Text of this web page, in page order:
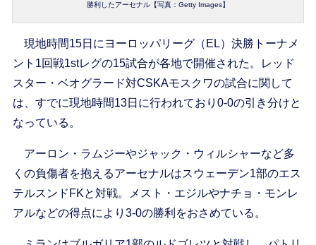
勝利したアーセナル【写真：Getty Images】
現地時間15日にヨーロッパリーグ（EL）決勝トーナメ
ント1回戦1stレグの15試合が各地で開催された。レッド
スター・ベオグラード対CSKAモスクワの試合に関して
は、すでに現地時間13日に行われており0-0の引き分けと
なっている。
アーロン・ラムジーやジャック・ウィルシャーなど多
くの負傷者を抱えるアーセナルはスウェーデン1部のエス
テルスンドFKと対戦。メスト・エジルやナチョ・モンレ
アルなどの得点により3-0の勝利をおさめている。